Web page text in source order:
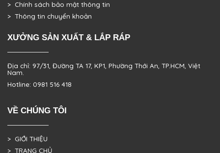
> Chính sách bảo mật thông tin
> Thông tin chuyển khoản
XƯỞNG SẢN XUẤT & LẮP RÁP
Địa chỉ: 97/31, Đường TA 17, KP1, Phường Thới An, TP.HCM, Việt
Nam.
Hotline: 0981 516 418
VỀ CHÚNG TÔI
> GIỚI THIỆU
> TRANG CHỦ